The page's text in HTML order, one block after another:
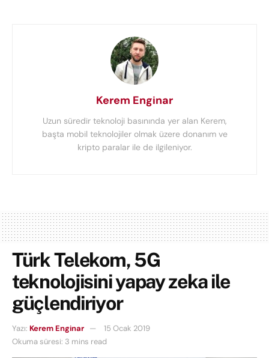
Kerem Enginar
Uzun süredir teknoloji basınında yer alan Kerem,
başta mobil teknolojiler olmak üzere donanım ve
kripto paralar ile de ilgileniyor.
Türk Telekom, 5G
teknolojisini yapay zeka ile
güçlendiriyor
Yazı: Kerem Enginar
15 Ocak 2019
Okuma süresi: 3 mins read